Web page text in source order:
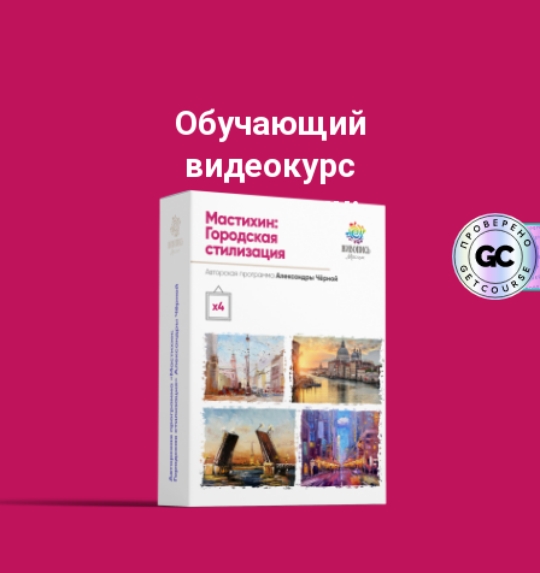
Обучающий
видеокурс
"Мастихин:
городская
стилизация"